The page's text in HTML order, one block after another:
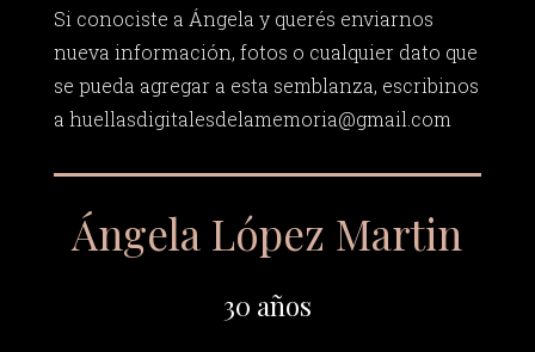
Si conociste a Ángela y querés enviarnos
nueva información, fotos o cualquier dato que
se pueda agregar a esta semblanza, escribinos
a huellasdigitalesdelamemoria@gmail.com
Ángela López Martin
30 años